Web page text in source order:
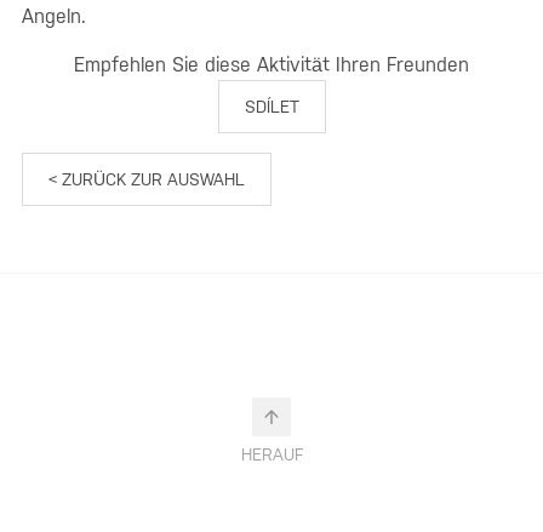
Angeln.
Empfehlen Sie diese Aktivität Ihren Freunden
SDÍLET
< ZURÜCK ZUR AUSWAHL
HERAUF